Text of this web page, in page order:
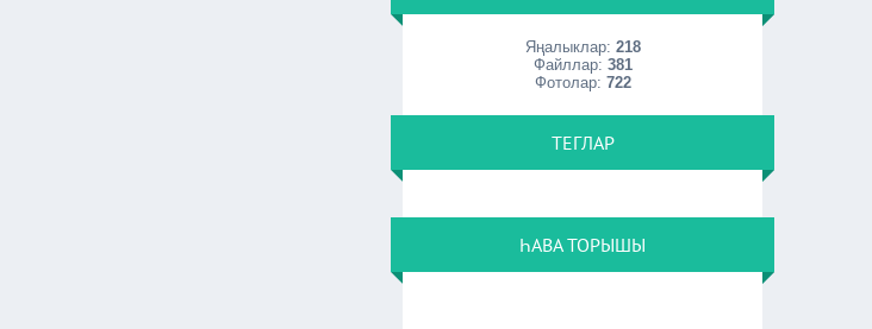
Яңалыклар: 218
Файллар: 381
Фотолар: 722
ТЕГЛАР
ҺАВА ТОРЫШЫ